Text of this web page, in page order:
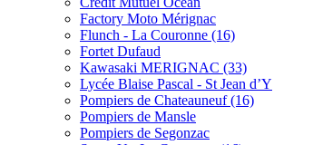
Factory Moto Mérignac
Flunch - La Couronne (16)
Fortet Dufaud
Kawasaki MERIGNAC (33)
Lycée Blaise Pascal - St Jean d’Y
Pompiers de Chateauneuf (16)
Pompiers de Mansle
Pompiers de Segonzac